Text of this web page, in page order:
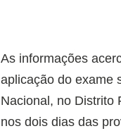
As informações
aplicação do exame
Nacional, no Distrito
nos dois dias das